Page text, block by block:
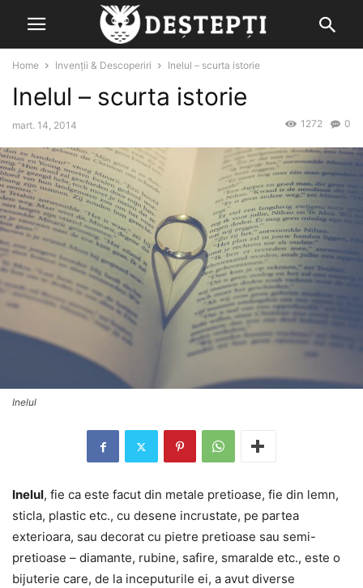
Home Invenții & Descoperiri Inelul – scurta istorie
Inelul – scurta istorie
mart. 14, 2014 0
1272
Inelul
Inelul, fie ca este facut din metale pretioase, fie din lemn,
sticla, plastic etc., cu desene incrustate, pe partea
exterioara, sau decorat cu pietre pretioase sau semi-
pretioase – diamante, rubine, safire, smaralde etc., este o
bijuterie care, de la inceputurile ei, a avut diverse